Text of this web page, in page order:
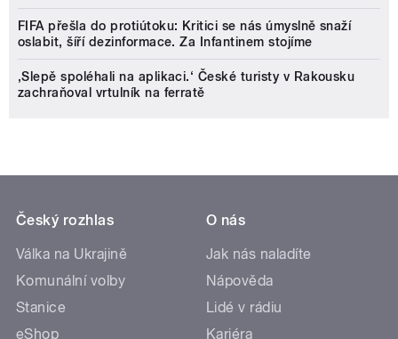
FIFA přešla do protiútoku: Kritici se nás úmyslně snaží
oslabit, šíří dezinformace. Za Infantinem stojíme
‚Slepě spoléhali na aplikaci.‘ České turisty v Rakousku
zachraňoval vrtulník na ferratě
Český rozhlas
Válka na Ukrajině
Komunální volby
Stanice
eShop
O nás
Jak nás naladíte
Nápověda
Lidé v rádiu
Kariéra